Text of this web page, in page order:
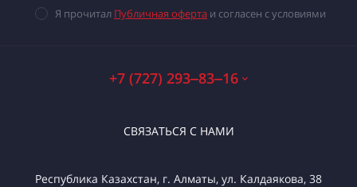
Я прочитал Публичная оферта и согласен с условиями
+7 (727) 293‒83‒16
СВЯЗАТЬСЯ С НАМИ
Республика Казахстан, г. Алматы, ул. Калдаякова, 38